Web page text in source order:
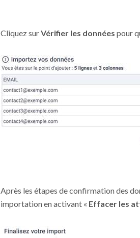
Cliquez surVérifier les données pour
Après les étapes de confirmation des
importation en activant « Effacer les